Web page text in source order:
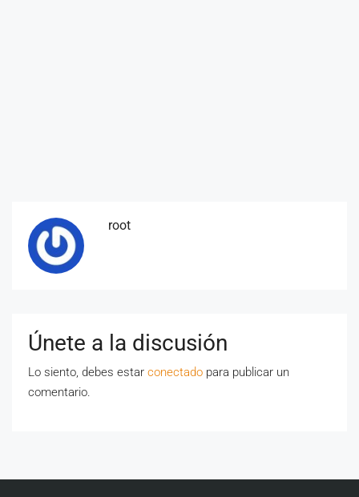
root
Únete a la discusión
Lo siento, debes estar conectado para publicar un
comentario.